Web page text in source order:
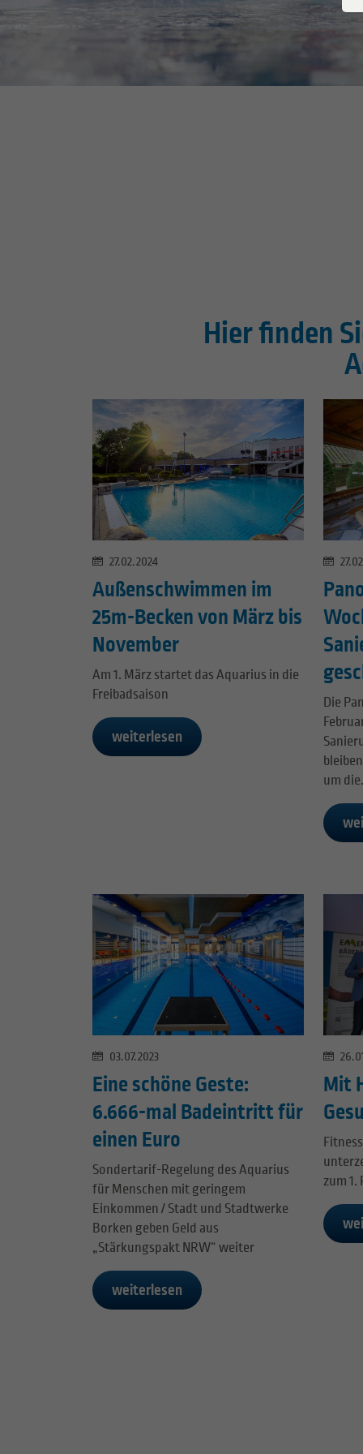
Hier finden
27.02.2024
Außenschwimmen im
25m-Becken von März bis
November
Am 1. März startet das Aquarius in die
Freibadsaison
weiterlesen
Die
um
03.07.2023
Eine schöne Geste:
6.666-mal Badeintritt für
einen Euro
Sondertarif-Regelung des Aquarius
für Menschen mit geringem
Einkommen / Stadt und Stadtwerke
Borken geben Geld aus
„Stärkungspakt NRW“ weiter
weiterlesen
Mit
zum 1.